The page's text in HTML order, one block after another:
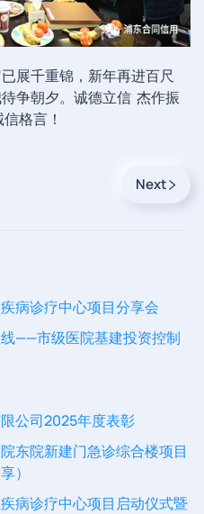
展千重锦，新年再进百尺
争朝夕。诚德立信 杰作振
格言！
Next
病诊疗中心项目分享会
——市级医院基建投资控制
公司2025年度表彰
东院新建门急诊综合楼项目
）
病诊疗中心项目启动仪式暨